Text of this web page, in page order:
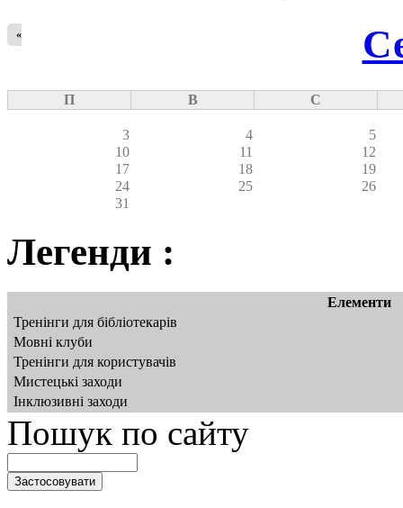
«
П В С
3 4
5
10
11
12
17
18
19
24
25
26
31
Легенди :
Елементи
Тренінги для бібліотекарів
Мовні клуби
Тренінги для користувачів
Мистецькі заходи
Інклюзивні заходи
Пошук по сайту